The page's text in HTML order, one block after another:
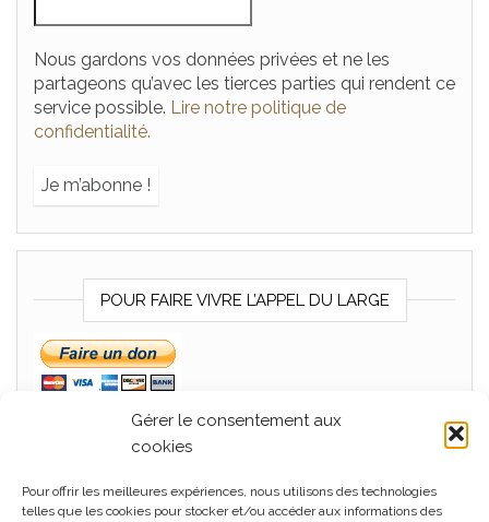
Gérer le consentement aux
cookies
Pour offrir les meilleures expériences, nous utilisons des technologies
telles que les cookies pour stocker et/ou accéder aux informations des
Nous gardons vos données privées et ne les
partageons qu’avec les tierces parties qui rendent ce
service possible. Lire notre politique de
confidentialité.
POUR FAIRE VIVRE L’APPEL DU LARGE
MÉTA